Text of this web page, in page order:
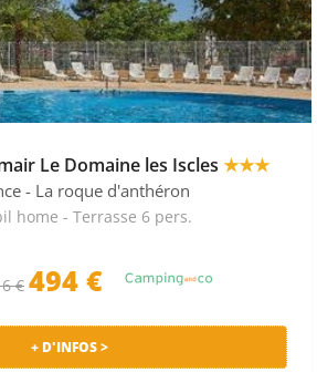
Le Domaine les Iscles ★★★
- La roque d'anthéron
home - Terrasse 6 pers.
€ 494 €
+ D'INFOS >